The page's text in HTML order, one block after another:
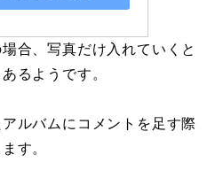
合、写真だけ入れていくと
るようです。
ルバムにコメントを足す際
す。